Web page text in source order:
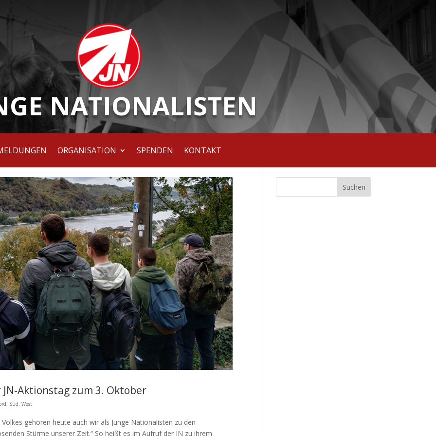
NATIONALISTEN
ORGANISATION SPENDEN KONTAKT
Aktionstag zum 3. Oktober
, Süd,West
gehören heute auch wir als Junge Nationalisten zu den
Stürme unserer Zeit.“ So heißt es im Aufruf der JN zu ihrem